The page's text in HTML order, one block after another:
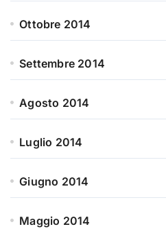
Ottobre 2014
Settembre 2014
Agosto 2014
Luglio 2014
Giugno 2014
Maggio 2014